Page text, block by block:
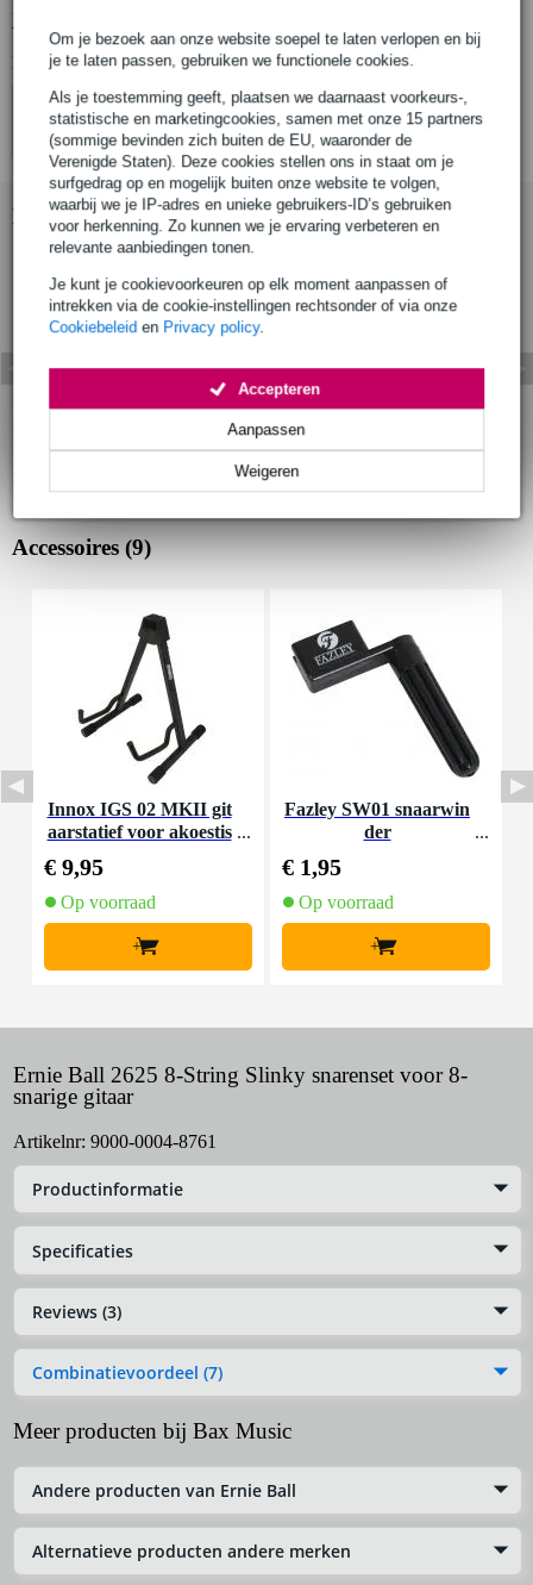
Om je bezoek aan onze website soepel te laten verlopen en bij
je te laten passen, gebruiken we functionele cookies.
Als je toestemming geeft, plaatsen we daarnaast voorkeurs-,
statistische en marketingcookies, samen met onze 15 partners
(sommige bevinden zich buiten de EU, waaronder de
Verenigde Staten). Deze cookies stellen ons in staat om je
surfgedrag op en mogelijk buiten onze website te volgen,
waarbij we je IP-adres en unieke gebruikers-ID’s gebruiken
voor herkenning. Zo kunnen we je ervaring verbeteren en
relevante aanbiedingen tonen.
Je kunt je cookievoorkeuren op elk moment aanpassen of
intrekken via de cookie-instellingen rechtsonder of via onze
Cookiebeleid en Privacy policy.
Weigeren
Aanpassen
Accepteren
Bekijk ook eens (4)
Bekijk ook eens (2)
Accessoires (9)
Innox IGS 02 MKII git
aarstatief voor akoestis
€ 9,95
Op voorraad
+
Fazley SW01 snaarwin
der
€ 1,95
Op voorraad
+
Ernie Ball 2625 8-String Slinky snarenset voor 8-
snarige gitaar
Artikelnr: 9000-0004-8761
Productinformatie
Specificaties
Reviews (3)
Combinatievoordeel (7)
Meer producten bij Bax Music
Andere producten van Ernie Ball
Alternatieve producten andere merken